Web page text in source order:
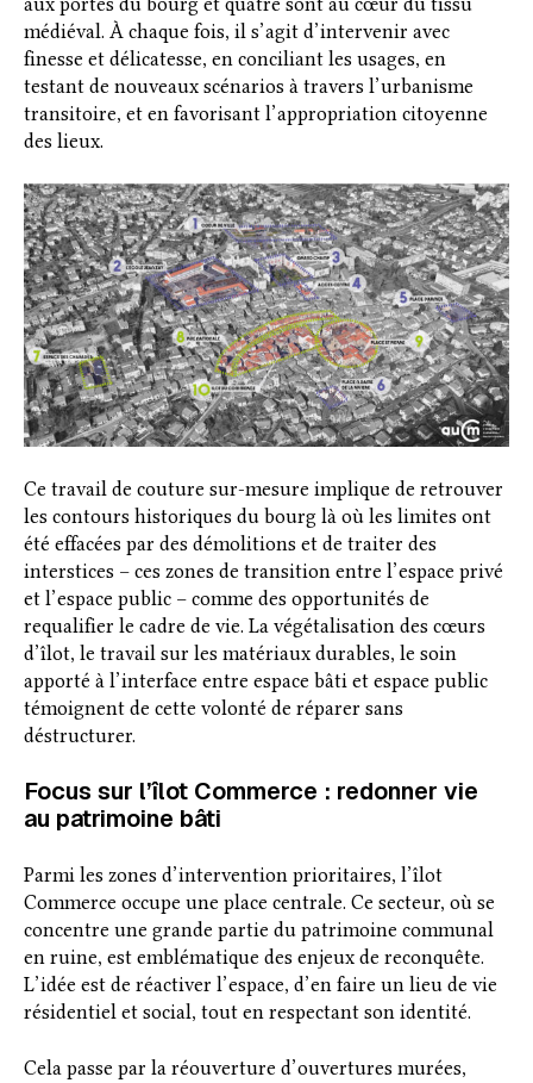
aux portes du bourg et quatre sont au cœur du tissu
médiéval. À chaque fois, il s’agit d’intervenir avec
finesse et délicatesse, en conciliant les usages, en
testant de nouveaux scénarios à travers l’urbanisme
transitoire, et en favorisant l’appropriation citoyenne
des lieux.
Ce travail de couture sur-mesure implique de retrouver
les contours historiques du bourg là où les limites ont
été effacées par des démolitions et de traiter des
interstices – ces zones de transition entre l’espace privé
et l’espace public – comme des opportunités de
requalifier le cadre de vie. La végétalisation des cœurs
d’îlot, le travail sur les matériaux durables, le soin
apporté à l’interface entre espace bâti et espace public
témoignent de cette volonté de réparer sans
déstructurer.
Focus sur l’îlot Commerce : redonner vie
au patrimoine bâti
Parmi les zones d’intervention prioritaires, l’îlot
Commerce occupe une place centrale. Ce secteur, où se
concentre une grande partie du patrimoine communal
en ruine, est emblématique des enjeux de reconquête.
L’idée est de réactiver l’espace, d’en faire un lieu de vie
résidentiel et social, tout en respectant son identité.
Cela passe par la réouverture d’ouvertures murées,